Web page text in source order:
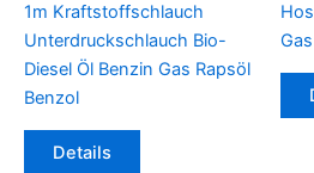
1m Kraftstoffschlauch
Unterdruckschlauch Bio-
Diesel Öl Benzin Gas Rapsöl
Benzol
Details
Dieses